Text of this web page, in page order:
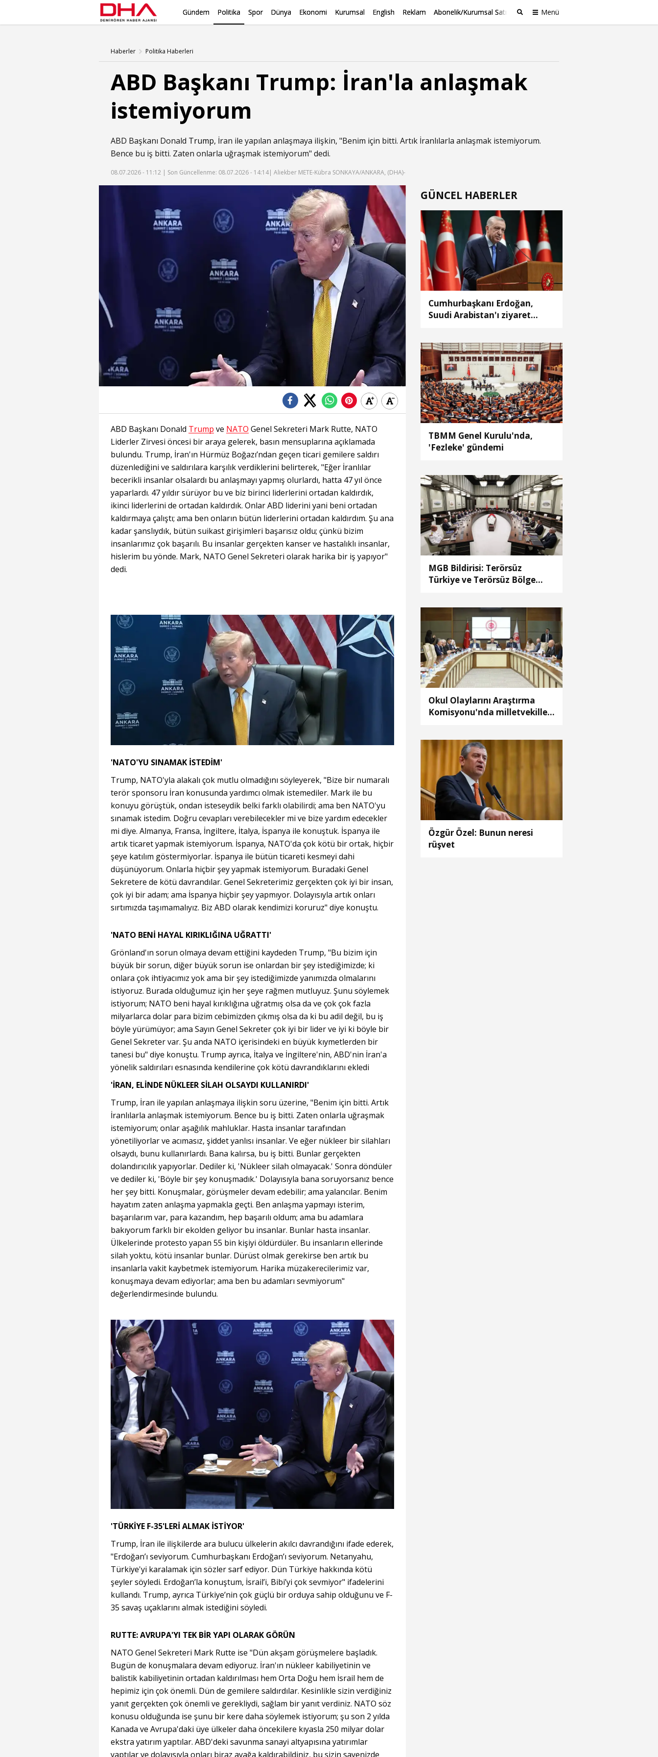
Gündem Politika Spor Dünya Ekonomi Kurumsal English Reklam Abonelik/Kurumsal Satış Menü
Haberler Politika Haberleri
ABD Başkanı Trump: İran'la anlaşmak
istemiyorum
ABD Başkanı Donald Trump, İran ile yapılan anlaşmaya ilişkin, "Benim için bitti. Artık İranlılarla anlaşmak istemiyorum.
Bence bu iş bitti. Zaten onlarla uğraşmak istemiyorum" dedi.
08.07.2026 - 11:12 | Son Güncellenme: 08.07.2026 - 14:14| Aliekber METE-Kübra SONKAYA/ANKARA, (DHA)-
ABD Başkanı Donald Trump ve NATO Genel Sekreteri Mark Rutte, NATO
Liderler Zirvesi öncesi bir araya gelerek, basın mensuplarına açıklamada
bulundu. Trump, İran'ın Hürmüz Boğazı’ndan geçen ticari gemilere saldırı
düzenlediğini ve saldırılara karşılık verdiklerini belirterek, "Eğer İranlılar
becerikli insanlar olsalardı bu anlaşmayı yapmış olurlardı, hatta 47 yıl önce
yaparlardı. 47 yıldır sürüyor bu ve biz birinci liderlerini ortadan kaldırdık,
ikinci liderlerini de ortadan kaldırdık. Onlar ABD liderini yani beni ortadan
kaldırmaya çalıştı; ama ben onların bütün liderlerini ortadan kaldırdım. Şu ana
kadar şanslıydık, bütün suikast girişimleri başarısız oldu; çünkü bizim
insanlarımız çok başarılı. Bu insanlar gerçekten kanser ve hastalıklı insanlar,
hislerim bu yönde. Mark, NATO Genel Sekreteri olarak harika bir iş yapıyor"
dedi.
'NATO'YU SINAMAK İSTEDİM'
Trump, NATO'yla alakalı çok mutlu olmadığını söyleyerek, "Bize bir numaralı
terör sponsoru İran konusunda yardımcı olmak istemediler. Mark ile bu
konuyu görüştük, ondan isteseydik belki farklı olabilirdi; ama ben NATO'yu
sınamak istedim. Doğru cevapları verebilecekler mi ve bize yardım edecekler
mi diye. Almanya, Fransa, İngiltere, İtalya, İspanya ile konuştuk. İspanya ile
artık ticaret yapmak istemiyorum. İspanya, NATO'da çok kötü bir ortak, hiçbir
şeye katılım göstermiyorlar. İspanya ile bütün ticareti kesmeyi dahi
düşünüyorum. Onlarla hiçbir şey yapmak istemiyorum. Buradaki Genel
Sekretere de kötü davrandılar. Genel Sekreterimiz gerçekten çok iyi bir insan,
çok iyi bir adam; ama İspanya hiçbir şey yapmıyor. Dolayısıyla artık onları
sırtımızda taşımamalıyız. Biz ABD olarak kendimizi koruruz" diye konuştu.
'NATO BENİ HAYAL KIRIKLIĞINA UĞRATTI'
Grönland'ın sorun olmaya devam ettiğini kaydeden Trump, "Bu bizim için
büyük bir sorun, diğer büyük sorun ise onlardan bir şey istediğimizde; ki
onlara çok ihtiyacımız yok ama bir şey istediğimizde yanımızda olmalarını
istiyoruz. Burada olduğumuz için her şeye rağmen mutluyuz. Şunu söylemek
istiyorum; NATO beni hayal kırıklığına uğratmış olsa da ve çok çok fazla
milyarlarca dolar para bizim cebimizden çıkmış olsa da ki bu adil değil, bu iş
böyle yürümüyor; ama Sayın Genel Sekreter çok iyi bir lider ve iyi ki böyle bir
Genel Sekreter var. Şu anda NATO içerisindeki en büyük kıymetlerden bir
tanesi bu" diye konuştu. Trump ayrıca, İtalya ve İngiltere'nin, ABD'nin İran'a
yönelik saldırıları esnasında kendilerine çok kötü davrandıklarını ekledi
'İRAN, ELİNDE NÜKLEER SİLAH OLSAYDI KULLANIRDI'
Trump, İran ile yapılan anlaşmaya ilişkin soru üzerine, "Benim için bitti. Artık
İranlılarla anlaşmak istemiyorum. Bence bu iş bitti. Zaten onlarla uğraşmak
istemiyorum; onlar aşağılık mahluklar. Hasta insanlar tarafından
yönetiliyorlar ve acımasız, şiddet yanlısı insanlar. Ve eğer nükleer bir silahları
olsaydı, bunu kullanırlardı. Bana kalırsa, bu iş bitti. Bunlar gerçekten
dolandırıcılık yapıyorlar. Dediler ki, 'Nükleer silah olmayacak.' Sonra döndüler
ve dediler ki, 'Böyle bir şey konuşmadık.' Dolayısıyla bana soruyorsanız bence
her şey bitti. Konuşmalar, görüşmeler devam edebilir; ama yalancılar. Benim
hayatım zaten anlaşma yapmakla geçti. Ben anlaşma yapmayı isterim,
başarılarım var, para kazandım, hep başarılı oldum; ama bu adamlara
bakıyorum farklı bir ekolden geliyor bu insanlar. Bunlar hasta insanlar.
Ülkelerinde protesto yapan 55 bin kişiyi öldürdüler. Bu insanların ellerinde
silah yoktu, kötü insanlar bunlar. Dürüst olmak gerekirse ben artık bu
insanlarla vakit kaybetmek istemiyorum. Harika müzakerecilerimiz var,
konuşmaya devam ediyorlar; ama ben bu adamları sevmiyorum"
değerlendirmesinde bulundu.
'TÜRKİYE F-35'LERİ ALMAK İSTİYOR'
Trump, İran ile ilişkilerde ara bulucu ülkelerin akılcı davrandığını ifade ederek,
"Erdoğan’ı seviyorum. Cumhurbaşkanı Erdoğan’ı seviyorum. Netanyahu,
Türkiye'yi karalamak için sözler sarf ediyor. Dün Türkiye hakkında kötü
şeyler söyledi. Erdoğan’la konuştum, İsrail’i, Bibi’yi çok sevmiyor" ifadelerini
kullandı. Trump, ayrıca Türkiye’nin çok güçlü bir orduya sahip olduğunu ve F-
35 savaş uçaklarını almak istediğini söyledi.
RUTTE: AVRUPA'YI TEK BİR YAPI OLARAK GÖRÜN
NATO Genel Sekreteri Mark Rutte ise "Dün akşam görüşmelere başladık.
Bugün de konuşmalara devam ediyoruz. İran'ın nükleer kabiliyetinin ve
balistik kabiliyetinin ortadan kaldırılması hem Orta Doğu hem İsrail hem de
hepimiz için çok önemli. Dün de gemilere saldırdılar. Kesinlikle sizin verdiğiniz
yanıt gerçekten çok önemli ve gerekliydi, sağlam bir yanıt verdiniz. NATO söz
konusu olduğunda ise şunu bir kere daha söylemek istiyorum; şu son 2 yılda
Kanada ve Avrupa'daki üye ülkeler daha öncekilere kıyasla 250 milyar dolar
ekstra yatırım yaptılar. ABD'deki savunma sanayi altyapısına yatırımlar
yaptılar ve dolayısıyla onları biraz ayağa kaldırabildiniz, bu sizin sayenizde
GÜNCEL HABERLER
Cumhurbaşkanı Erdoğan,
Suudi Arabistan'ı ziyaret
TBMM Genel Kurulu'nda,
'Fezleke' gündemi
MGB Bildirisi: Terörsüz
Türkiye ve Terörsüz Bölge
Okul Olaylarını Araştırma
Komisyonu'nda milletvekilleri
Özgür Özel: Bunun neresi
rüşvet